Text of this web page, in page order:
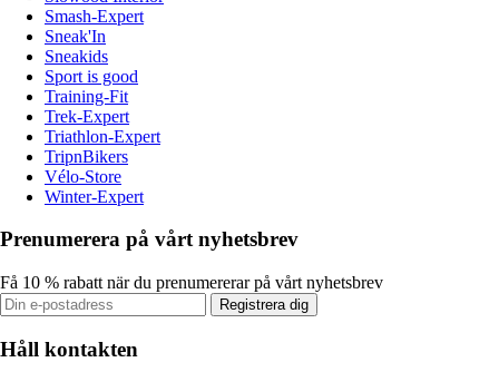
Smash-Expert
Sneak'In
Sneakids
Sport is good
Training-Fit
Trek-Expert
Triathlon-Expert
TripnBikers
Vélo-Store
Winter-Expert
Prenumerera på vårt nyhetsbrev
Få 10 % rabatt när du prenumererar på vårt nyhetsbrev
Registrera dig
Håll kontakten